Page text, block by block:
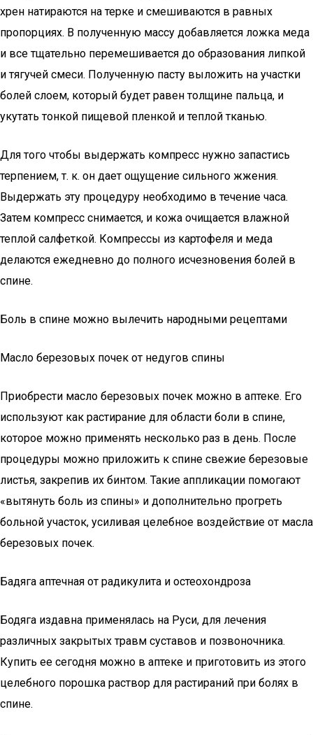
хрен натираются на терке и смешиваются в равных
пропорциях. В полученную массу добавляется ложка меда
и все тщательно перемешивается до образования липкой
и тягучей смеси. Полученную пасту выложить на участки
болей слоем, который будет равен толщине пальца, и
укутать тонкой пищевой пленкой и теплой тканью.
Для того чтобы выдержать компресс нужно запастись
терпением, т. к. он дает ощущение сильного жжения.
Выдержать эту процедуру необходимо в течение часа.
Затем компресс снимается, и кожа очищается влажной
теплой салфеткой. Компрессы из картофеля и меда
делаются ежедневно до полного исчезновения болей в
спине.
Боль в спине можно вылечить народными рецептами
Масло березовых почек от недугов спины
Приобрести масло березовых почек можно в аптеке. Его
используют как растирание для области боли в спине,
которое можно применять несколько раз в день. После
процедуры можно приложить к спине свежие березовые
листья, закрепив их бинтом. Такие аппликации помогают
«вытянуть боль из спины» и дополнительно прогреть
больной участок, усиливая целебное воздействие от масла
березовых почек.
Бадяга аптечная от радикулита и остеохондроза
Бодяга издавна применялась на Руси, для лечения
различных закрытых травм суставов и позвоночника.
Купить ее сегодня можно в аптеке и приготовить из этого
целебного порошка раствор для растираний при болях в
спине.